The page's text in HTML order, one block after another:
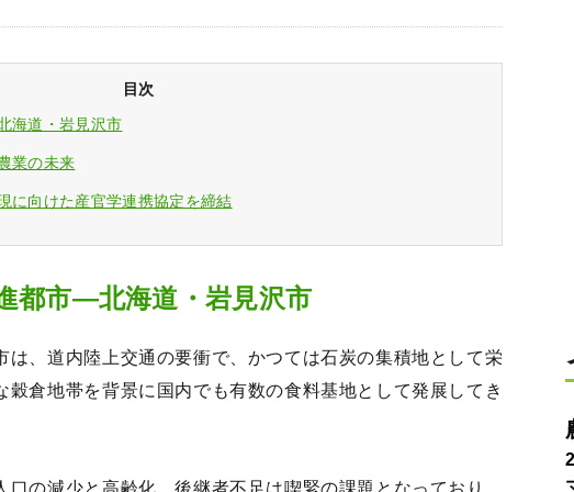
目次
海道・岩見沢市
業の未来
に向けた産官学連携協定を締結
都市―北海道・岩見沢市
は、道内陸上交通の要衝で、かつては石炭の集積地として栄
穀倉地帯を背景に国内でも有数の食料基地として発展してき